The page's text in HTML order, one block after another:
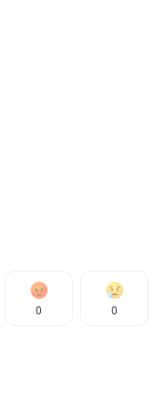
0 0